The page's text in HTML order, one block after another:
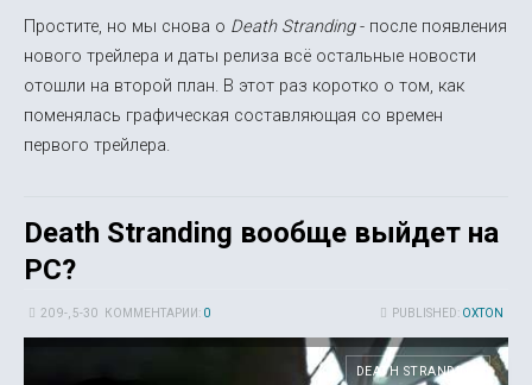
Простите, но мы снова о Death Stranding- после появления
нового трейлера и даты релиза всё остальные новости
отошли на второй план. В этот раз коротко о том, как
поменялась графическая составляющая со времен
первого трейлера.
Death Stranding вообще выйдет на
PC?
PUBLISHED: OXTON
20 9-, 5-30 КОММЕНТАРИИ: 0
DEATH STRANDING